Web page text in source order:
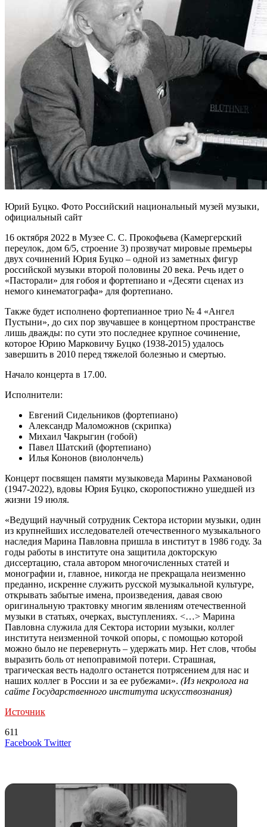
Юрий Буцко. Фото Российский национальный музей музыки,
официальный сайт
16 октября 2022 в Музее С. С. Прокофьева (Камергерский
переулок, дом 6/5, строение 3) прозвучат мировые премьеры
двух сочинений Юрия Буцко – одной из заметных фигур
российской музыки второй половины 20 века. Речь идет о
«Пасторали» для гобоя и фортепиано и «Десяти сценах из
немого кинематографа» для фортепиано.
Также будет исполнено фортепианное трио № 4 «Ангел
Пустыни», до сих пор звучавшее в концертном пространстве
лишь дважды: по сути это последнее крупное сочинение,
которое Юрию Марковичу Буцко (1938-2015) удалось
завершить в 2010 перед тяжелой болезнью и смертью.
Начало концерта в 17.00.
Исполнители:
Евгений Сидельников (фортепиано)
Александр Маломожнов (скрипка)
Михаил Чакрыгин (гобой)
Павел Шатский (фортепиано)
Илья Кононов (виолончель)
Концерт посвящен памяти музыковеда Марины Рахмановой
(1947-2022), вдовы Юрия Буцко, скоропостижно ушедшей из
жизни 19 июля.
«Ведущий научный сотрудник Сектора истории музыки, один
из крупнейших исследователей отечественного музыкального
наследия Марина Павловна пришла в институт в 1986 году. За
годы работы в институте она защитила докторскую
диссертацию, стала автором многочисленных статей и
монографии и, главное, никогда не прекращала неизменно
преданно, искренне служить русской музыкальной культуре,
открывать забытые имена, произведения, давая свою
оригинальную трактовку многим явлениям отечественной
музыки в статьях, очерках, выступлениях. <…> Марина
Павловна служила для Сектора истории музыки, коллег
института неизменной точкой опоры, с помощью которой
можно было не перевернуть – удержать мир. Нет слов, чтобы
выразить боль от непоправимой потери. Страшная,
трагическая весть надолго останется потрясением для нас и
наших коллег в России и за ее рубежами». (Из некролога на
сайте Государственного института искусствознания)
Источник
611
Facebook TwitterLinkedIn
Tumblr
Reddit
Вконтакте
Одноклассники
Skype
Messenger
Messenger
WhatsApp
Telegram
Viber
Line
Поделиться
Печатать